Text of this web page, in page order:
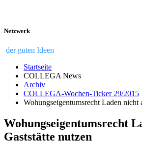
Netzwerk
der guten Ideen
Startseite
COLLEGA News
Archiv
COLLEGA-Wochen-Ticker 29/2015
Wohungseigentumsrecht Laden nicht
Wohungseigentumsrecht
Gaststätte nutzen